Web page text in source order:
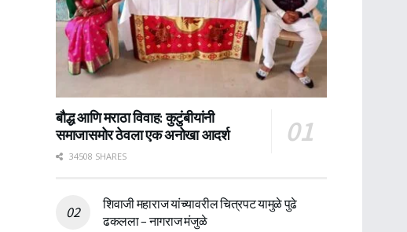
बौद्ध आणि मराठा विवाह: कुटुंबीयांनी
समाजासमोर ठेवला एक अनोखा आदर्श
34508 SHARES
शिवाजी महाराज यांच्यावरील चित्रपट यामुळे पुढे
ढकलला – नागराज मंजुळे